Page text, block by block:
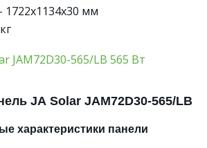
мм
JA Solar JAM72D30-565/LB
характеристики панели